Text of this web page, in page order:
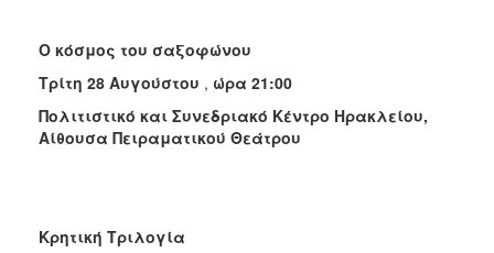
Ο κόσμος του σαξοφώνου
Τρίτη 28 Αυγούστου , ώρα 21:00
Πολιτιστικό και Συνεδριακό Κέντρο Ηρακλείου,
Αίθουσα Πειραματικού Θεάτρου
Κρητική Τριλογία